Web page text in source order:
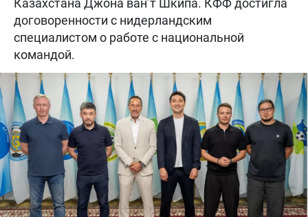
договоренности с нидерландским
специалистом о работе с национальной
командой.